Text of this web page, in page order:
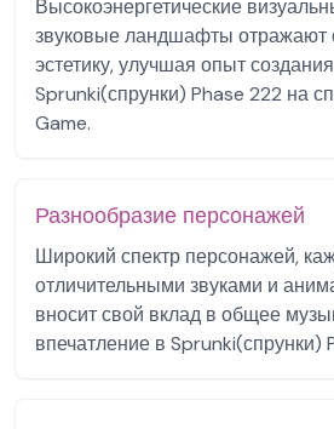
Высокоэнергетические
звуковые ландшафты отражают
эстетику, улучшая опыт
Sprunki(спрунки) Phase 222 на
Game.
Разнообразие персонажей
Широкий спектр персонажей,
отличительными звуками и
вносит свой вклад в общее
впечатление в Sprunki(спрунки)